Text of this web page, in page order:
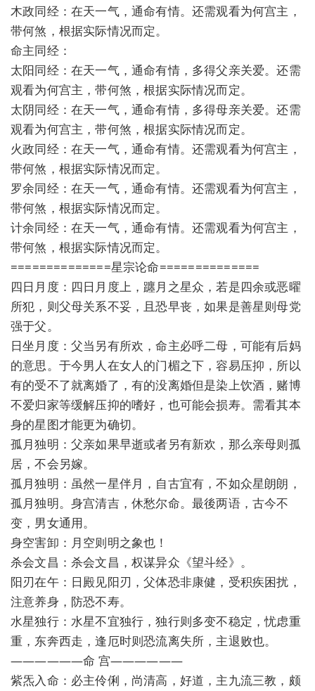
木政同经：在天一气，通命有情。还需观看为何宫主，
带何煞，根据实际情况而定。
命主同经：
太阳同经：在天一气，通命有情，多得父亲关爱。还需
观看为何宫主，带何煞，根据实际情况而定。
太阴同经：在天一气，通命有情，多得母亲关爱。还需
观看为何宫主，带何煞，根据实际情况而定。
火政同经：在天一气，通命有情。还需观看为何宫主，
带何煞，根据实际情况而定。
罗余同经：在天一气，通命有情。还需观看为何宫主，
带何煞，根据实际情况而定。
计余同经：在天一气，通命有情。还需观看为何宫主，
带何煞，根据实际情况而定。
==============星宗论命==============
四日月度：四日月度上，躔月之星众，若是四余或恶曜
所犯，则父母关系不妥，且恐早丧，如果是善星则母党
强于父。
日坐月度：父当另有所欢，命主必呼二母，可能有后妈
的意思。于今男人在女人的门楣之下，容易压抑，所以
有的受不了就离婚了，有的没离婚但是染上饮酒，赌博
不爱归家等缓解压抑的嗜好，也可能会损寿。需看其本
身的星图才能更为确切。
孤月独明：父亲如果早逝或者另有新欢，那么亲母则孤
居，不会另嫁。
孤月独明：虽然一星伴月，自古宜有，不如众星朗朗，
孤月独明。身宫清吉，休愁尔命。最後两语，古今不
变，男女通用。
身空害卸：月空则明之象也！
杀会文昌：杀会文昌，权谋异众《望斗经》。
阳刃在午：日殿见阳刃，父体恐非康健，受积疾困扰，
注意养身，防恐不寿。
水星独行：水星不宜独行，独行则多变不稳定，忧虑重
重，东奔西走，逢厄时则恐流离失所，主退败也。
——————命 宫——————
紫炁入命：必主伶俐，尚清高，好道，主九流三教，颇